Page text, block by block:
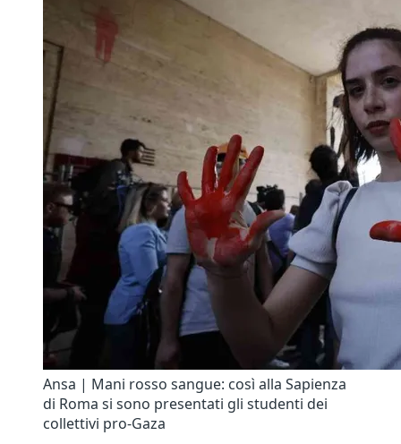
Ansa | Mani rosso sangue: così alla Sapienza
di Roma si sono presentati gli studenti dei
collettivi pro-Gaza